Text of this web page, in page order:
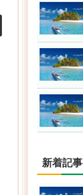
新着記事